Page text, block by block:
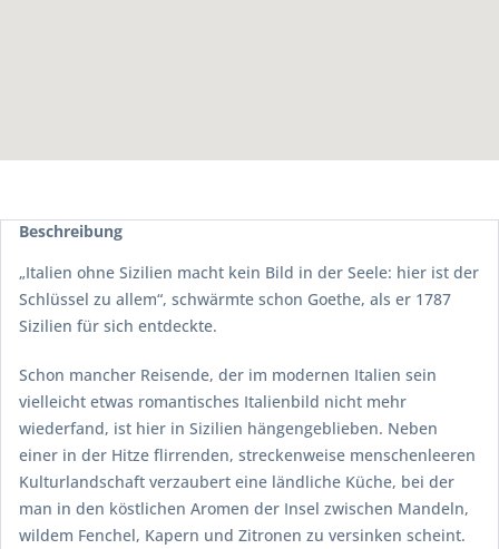
Beschreibung
„Italien ohne Sizilien macht kein Bild in der Seele: hier ist der
Schlüssel zu allem“, schwärmte schon Goethe, als er 1787
Sizilien für sich entdeckte.
Schon mancher Reisende, der im modernen Italien sein
vielleicht etwas romantisches Italienbild nicht mehr
wiederfand, ist hier in Sizilien hängengeblieben. Neben
einer in der Hitze flirrenden, streckenweise menschenleeren
Kulturlandschaft verzaubert eine ländliche Küche, bei der
man in den köstlichen Aromen der Insel zwischen Mandeln,
wildem Fenchel, Kapern und Zitronen zu versinken scheint.